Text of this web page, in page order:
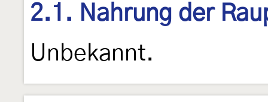
2.1. Nahrung der
Unbekannt.